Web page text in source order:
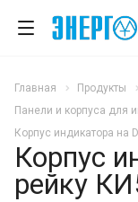
Главная Продукты
Панели и корпуса для
Корпус индикатора на
Корпус
рейку